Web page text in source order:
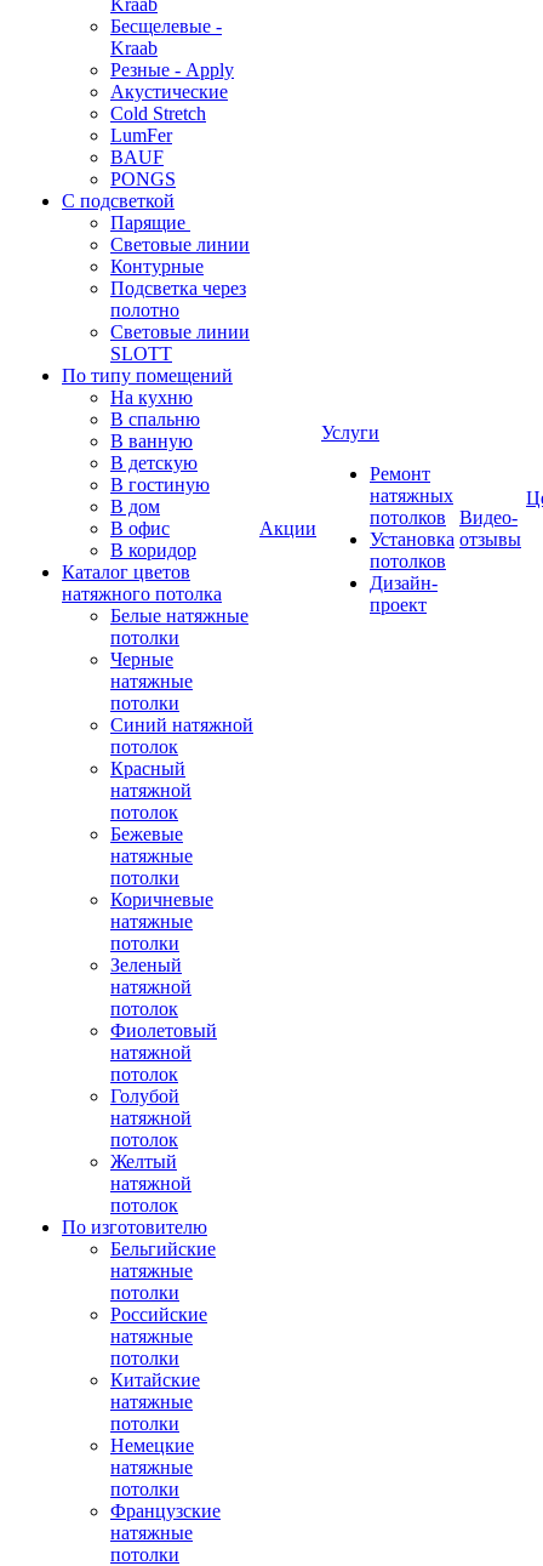
Kraab
Бесщелевые -
Kraab
Резные - Apply
Акустические
Cold Stretch
LumFer
BAUF
PONGS
С подсветкой
Парящие
Световые линии
Контурные
Подсветка через
полотно
Световые линии
SLOTT
По типу помещений
На кухню
В спальню
В ванную
В детскую
В гостиную
В дом
В офис
В коридор
Каталог цветов
натяжного потолка
Белые натяжные
потолки
Черные
натяжные
потолки
Синий натяжной
потолок
Красный
натяжной
потолок
Бежевые
натяжные
потолки
Коричневые
натяжные
потолки
Зеленый
натяжной
потолок
Фиолетовый
натяжной
потолок
Голубой
натяжной
потолок
Желтый
натяжной
потолок
По изготовителю
Бельгийские
натяжные
потолки
Российские
натяжные
потолки
Китайские
натяжные
потолки
Немецкие
натяжные
потолки
Французские
натяжные
потолки
Акции
Услуги
Ремонт
натяжных
потолков
Установка
потолков
Дизайн-
проект
Видео-
отзывы